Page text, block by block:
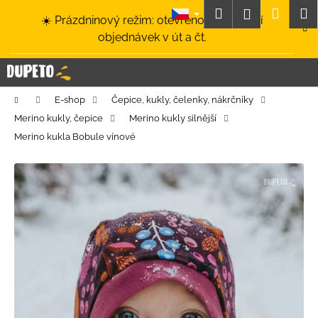
☀️ Prázdninový režim: otevřeno a odesílání
objednávek v út a čt.
HledatPřihlášení
Domů E-shop
Čepice, kukly, čelenky, nákrčníky
Merino kukly, čepice
Merino kukly silnější
Merino kukla Bobule vínové
í
k C
o
p
o
ř
e
b
u
j